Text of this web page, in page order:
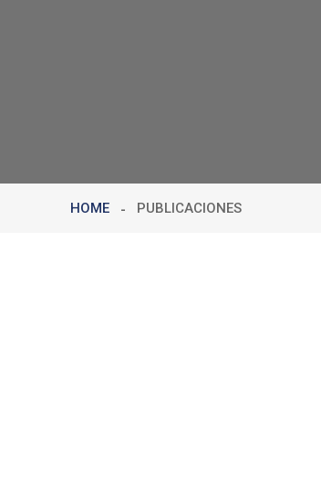
HOME PUBLICACIONES